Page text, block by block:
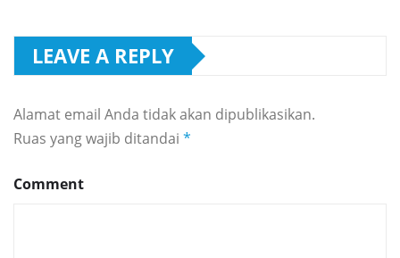
LEAVE A REPLY
Alamat email Anda tidak akan dipublikasikan.
Ruas yang wajib ditandai *
Comment